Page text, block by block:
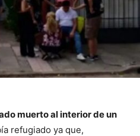
muerto al interior de un
refugiado ya que,